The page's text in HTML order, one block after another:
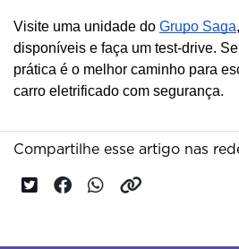
Visite uma unidade do Grupo Saga
disponíveis e faça um test-drive.
prática é o melhor caminho para
carro eletrificado com segurança.
Compartilhe esse artigo nas